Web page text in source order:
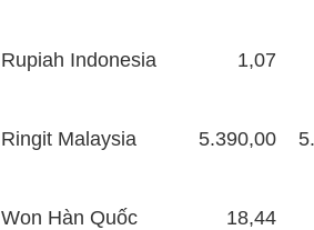
Rupiah Indonesia 1,07
Ringit Malaysia 5.390,00
Won Hàn Quốc 18,44